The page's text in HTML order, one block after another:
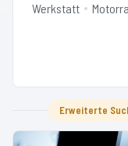
Werkstatt
Erweiterte